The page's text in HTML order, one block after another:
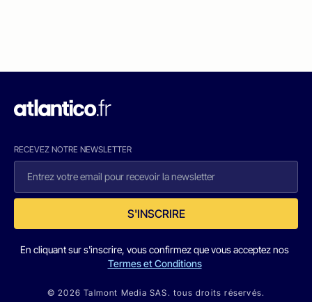
RECEVEZ NOTRE NEWSLETTER
S'INSCRIRE
En cliquant sur s'inscrire, vous confirmez que vous acceptez nos
Termes et Conditions
© 2026 Talmont Media SAS. tous droits réservés.